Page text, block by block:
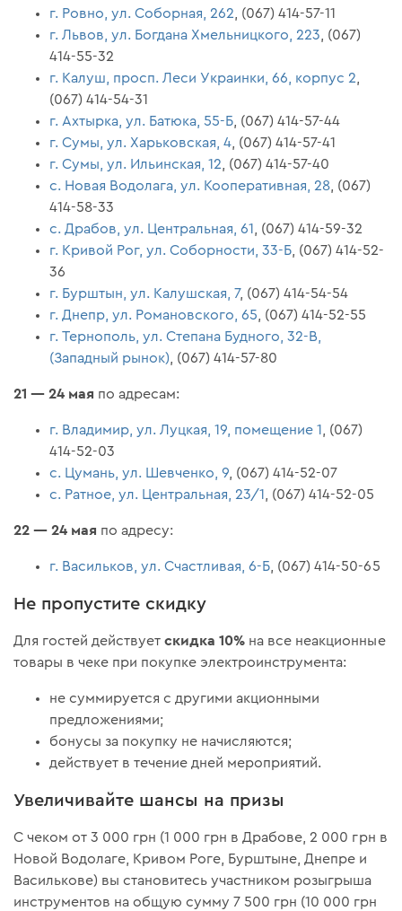
г. Ровно, ул. Соборная, 262 , (067) 414-57-11
г. Львов, ул. Богдана Хмельницкого, 223 , (067)
414-55-32
г. Калуш, просп. Леси Украинки, 66, корпус 2
(067) 414-54-31
г. Ахтырка, ул. Батюка, 55-Б , (067) 414-57-44
г. Сумы, ул. Харьковская, 4 , (067) 414-57-41
г. Сумы, ул. Ильинская, 12 , (067) 414-57-40
с. Новая Водолага, ул. Кооперативная, 28 , (067)
414-58-33
с. Драбов, ул. Центральная, 61
, (067) 414-59-32
г. Кривой Рог, ул. Соборности, 33-Б , (067) 414-52-
36
г. Бурштын, ул. Калушская, 7, (067) 414-54-54
г. Днепр, ул. Романовского, 65 , (067) 414-52-55
г. Тернополь, ул. Степана Будного, 32-В,
(Западный рынок) , (067) 414-57-80
21 — 24 мая по адресам:
г. Владимир, ул. Луцкая, 19, помещение 1
, (067)
414-52-03
c. Цумань, ул. Шевченко, 9 , (067) 414-52-07
с. Ратное, ул. Центральная, 23/1
, (067) 414-52-05
22 — 24 мая по адресу:
г. Васильков, ул. Счастливая, 6-Б , (067) 414-50-65
Не пропустите скидку
Для гостей действуетскидка 10% на все неакционные
товары в чеке при покупке электроинструмента:
не суммируется с другими акционными
предложениями;
бонусы за покупку не начисляются;
действует в течение дней мероприятий.
Увеличивайте шансы на призы
С чеком от 3 000 грн (1 000 грн в Драбове, 2 000 грн в
Новой Водолаге, Кривом Роге, Бурштыне, Днепре и
Василькове) вы становитесь участником розыгрыша
инструментов на общую сумму 7 500 грн (10 000 грн